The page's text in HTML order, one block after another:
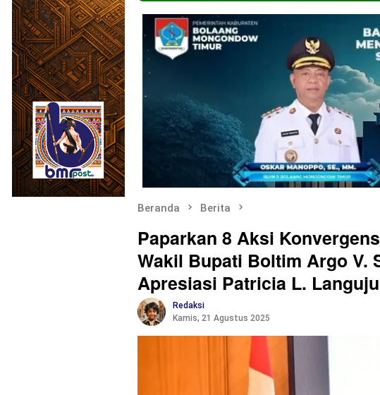
Beranda Berita
Paparkan 8 Aksi
Wakil Bupati Boltim Argo V.
Apresiasi Patricia L. Languju
Redaksi
Kamis, 21 Agustus 2025